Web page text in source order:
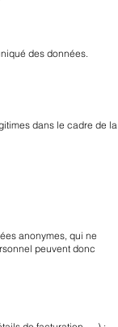
des données.
dans le cadre de la
anonymes, qui ne
peuvent donc